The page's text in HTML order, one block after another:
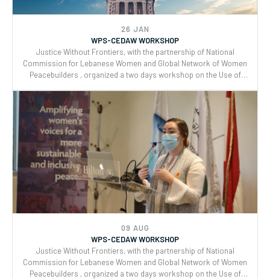
26 JAN
WPS-CEDAW WORKSHOP
Justice Without Frontiers, with the partnership of National
Commission for Lebanese Women and Global Network of Women
Peacebuilders , organized a two days workshop on the Use of
Reporting and Joint implementation of the Women, Peace, and
Security (WPS) and Youth, Peace, and Security (YPS) resolutions,
and CEDAW.
09 AUG
WPS-CEDAW WORKSHOP
Justice Without Frontiers, with the partnership of National
Commission for Lebanese Women and Global Network of Women
Peacebuilders , organized a two days workshop on the Use of